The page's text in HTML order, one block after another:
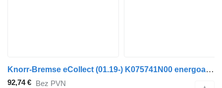
Knorr-Bremse eCollect (01.19-) K075741N00 energoakumulators paredzēts Dennis eCollect Terberg YT Magtec (2019-) vilcēja
92,74 € Bez PVN